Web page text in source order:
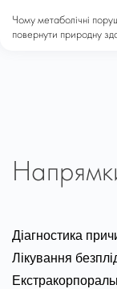
Чому метаболічні
повернути природну
Діагностика
Лікування